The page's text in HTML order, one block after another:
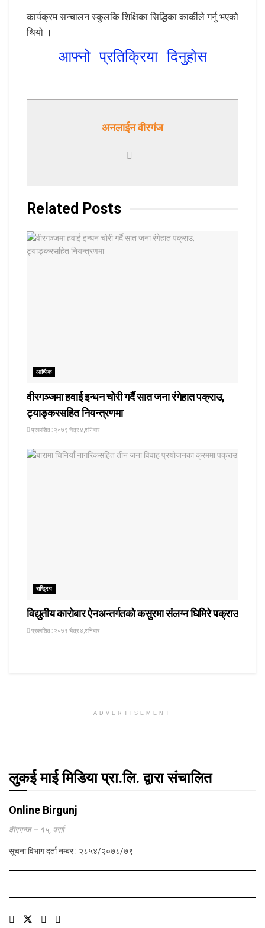
कार्यक्रम सन्चालन स्कुलकि शिक्षिका सिद्धिका कार्कीले गर्नु भएको
थियो ।
आफ्नो प्रतिक्रिया दिनुहोस
अनलाईन वीरगंज
Related Posts
आर्थिक
वीरगञ्जमा हवाई इन्धन चोरी गर्दै सात जना रंगेहात पक्राउ,
ट्याङ्करसहित नियन्त्रणमा
प्रकाशित : २०७९ चैत्र ४,शनिबार
राष्ट्रिय
विद्युतीय कारोबार ऐनअन्तर्गतको कसुरमा संलग्न घिमिरे पक्राउ
प्रकाशित : २०७९ चैत्र ४,शनिबार
ADVERTISEMENT
लुकई माई मिडिया प्रा.लि. द्वारा संचालित
Online Birgunj
वीरगन्ज – १५, पर्सा
सूचना विभाग दर्ता नम्बर : २८५४/२०७८/७९